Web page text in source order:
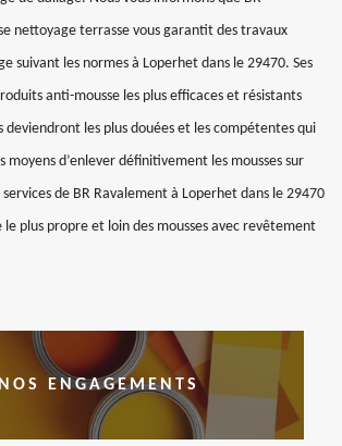
nettoyage terrasse vous garantit des travaux
suivant les normes à Loperhet dans le 29470. Ses
anti-mousse les plus efficaces et résistants
deviendront les plus douées et les compétentes qui
moyens d’enlever définitivement les mousses sur
services de BR Ravalement à Loperhet dans le 29470
le plus propre et loin des mousses avec revêtement
NOS ENGAGEMENTS